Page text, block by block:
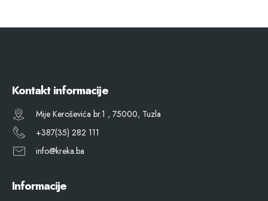
Kontakt informacije
Mije Keroševića br.1 , 75000, Tuzla
+387(35) 282 111
info@kreka.ba
Informacije